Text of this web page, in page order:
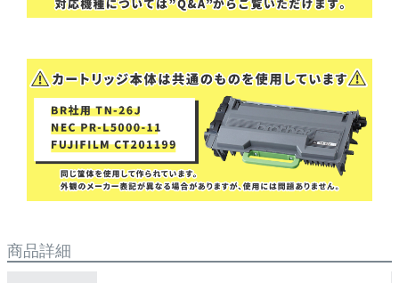
商品詳細